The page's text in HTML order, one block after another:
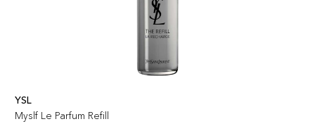
YSL
Myslf Le Parfum Refill